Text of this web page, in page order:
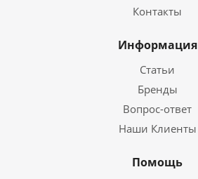
Контакты
Информация
Статьи
Бренды
Вопрос-ответ
Наши Клиенты
Помощь